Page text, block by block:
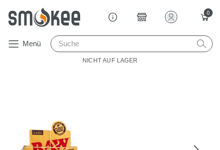
0
Menü
NICHT AUF LAGER